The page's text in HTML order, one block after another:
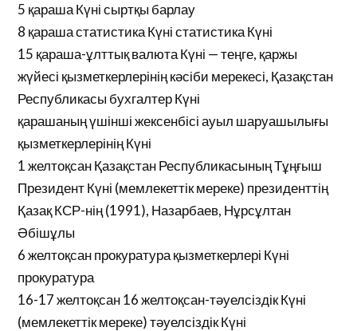
5 қараша Күні сыртқы барлау
8 қараша статистика Күні статистика Күні
15 қараша-ұлттық валюта Күні — теңге, қаржы
жүйесі қызметкерлерінің кәсіби мерекесі, Қазақстан
Республикасы бухгалтер Күні
қарашаның үшінші жексенбісі ауыл шаруашылығы
қызметкерлерінің Күні
1 желтоқсан Қазақстан Республикасының Тұңғыш
Президент Күні (мемлекеттік мереке) президенттің
Қазақ КСР-нің (1991), Назарбаев, Нұрсұлтан
Әбішұлы
6 желтоқсан прокуратура қызметкерлері Күні
прокуратура
16-17 желтоқсан 16 желтоқсан-тәуелсіздік Күні
(мемлекеттік мереке) тәуелсіздік Күні